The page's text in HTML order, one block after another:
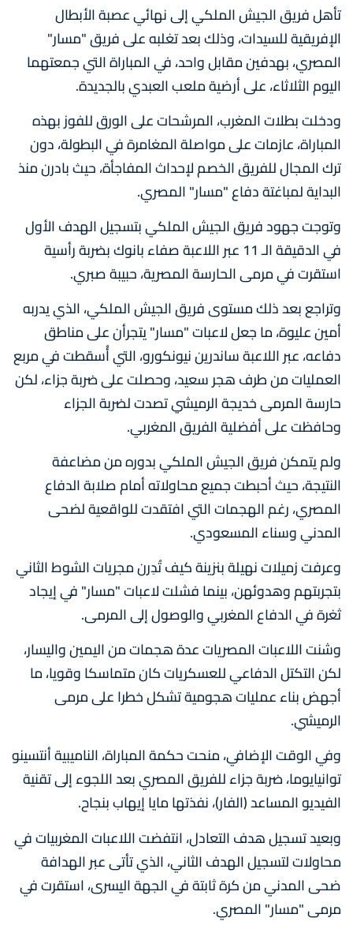
تأهل فريق الجيش الملكي إلى نهائي عصبة الأبطال
الإفريقية للسيدات، وذلك بعد تغلبه على فريق "مسار"
المصري، بهدفين مقابل واحد، في المباراة التي جمعتهما
اليوم الثلاثاء، على أرضية ملعب العبدي بالجديدة.
ودخلت بطلات المغرب، المرشحات على الورق للفوز بهذه
المباراة، عازمات على مواصلة المغامرة في البطولة، دون
ترك المجال للفريق الخصم لإحداث المفاجأة، حيث بادرن منذ
البداية لمباغتة دفاع "مسار" المصري.
وتوجت جهود فريق الجيش الملكي بتسجيل الهدف الأول
في الدقيقة الـ 11 عبر اللاعبة صفاء بانوك بضربة رأسية
استقرت في مرمى الحارسة المصرية، حبيبة صبري.
وتراجع بعد ذلك مستوى فريق الجيش الملكي، الذي يدربه
أمين عليوة، ما جعل لاعبات "مسار" يتجرأن على مناطق
دفاعه، عبر اللاعبة ساندرين نيونكورو، التي أُسقطت في مربع
العمليات من طرف هجر سعيد، وحصلت على ضربة جزاء، لكن
حارسة المرمى خديجة الرميشي تصدت لضربة الجزاء
وحافظت على أفضلية الفريق المغربي.
ولم يتمكن فريق الجيش الملكي بدوره من مضاعفة
النتيجة، حيث أحبطت جميع محاولاته أمام صلابة الدفاع
المصري، رغم الهجمات التي افتقدت للواقعية لضحى
المدني وسناء المسعودي.
وعرفت زميلات نهيلة بنزينة كيف تُدِرن مجريات الشوط الثاني
بتجربتهم وهدوئهن، بينما فشلت لاعبات "مسار" في إيجاد
ثغرة في الدفاع المغربي والوصول إلى المرمى.
وشنت اللاعبات المصريات عدة هجمات من اليمين واليسار،
لكن التكتل الدفاعي للعسكريات كان متماسكا وقويا، ما
أجهض بناء عمليات هجومية تشكل خطرا على مرمى
الرميشي.
وفي الوقت الإضافي، منحت حكمة المباراة، الناميبية أنتسينو
توانيايوما، ضربة جزاء للفريق المصري بعد اللجوء إلى تقنية
الفيديو المساعد (الفار)، نفذتها مايا إيهاب بنجاح.
وبعيد تسجيل هدف التعادل، انتفضت اللاعبات المغربيات في
محاولات لتسجيل الهدف الثاني، الذي تأتى عبر الهدافة
ضحى المدني من كرة ثابتة في الجهة اليسرى، استقرت في
مرمى "مسار" المصري.